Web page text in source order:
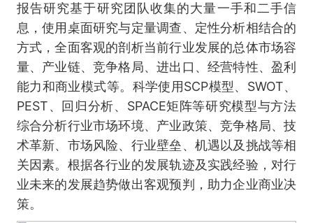
报告研究基于研究团队收集的大量一手和二手信
息，使用桌面研究与定量调查、定性分析相结合的
方式，全面客观的剖析当前行业发展的总体市场容
量、产业链、竞争格局、进出口、经营特性、盈利
能力和商业模式等。科学使用SCP模型、SWOT、
PEST、回归分析、SPACE矩阵等研究模型与方法
综合分析行业市场环境、产业政策、竞争格局、技
术革新、市场风险、行业壁垒、机遇以及挑战等相
关因素。根据各行业的发展轨迹及实践经验，对行
业未来的发展趋势做出客观预判，助力企业商业决
策。